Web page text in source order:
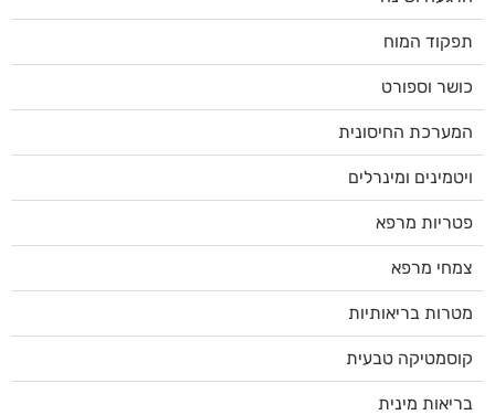
תפקוד המוח
כושר וספורט
המערכת החיסונית
ויטמינים ומינרלים
פטריות מרפא
צמחי מרפא
מטרות בריאותיות
קוסמטיקה טבעית
בריאות מינית